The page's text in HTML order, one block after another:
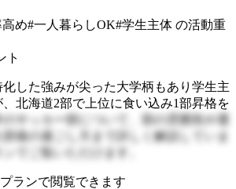
め#一人暮らしOK#学生主体 の活動重
ト
した強みが尖った大学柄もあり学生主
北海道2部で上位に食い込み1部昇格を
のサッカー部について、部の雰囲気や選
部後の過ごし方まで詳しく解説していま
でご覧いただけます。
ランで閲覧できます